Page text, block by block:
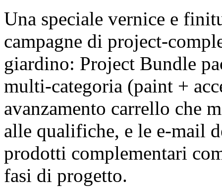
Una speciale vernice e
campagne di project-
giardino: Project Bundle
multi-categoria (paint +
avanzamento carrello che
alle qualifiche, e le e-mail
prodotti complementari
fasi di progetto.